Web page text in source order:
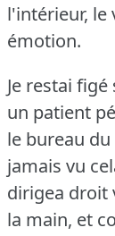
l'intérieur, le
émotion.
Je restai
un patient
le bureau
jamais vu
dirigea droit
la main, et